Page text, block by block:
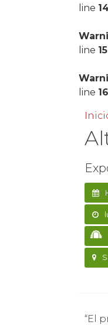
line
line 15
line 16
“El proyecto Altares de la Ausencia es un documental fotográfico que se ha desarrollado